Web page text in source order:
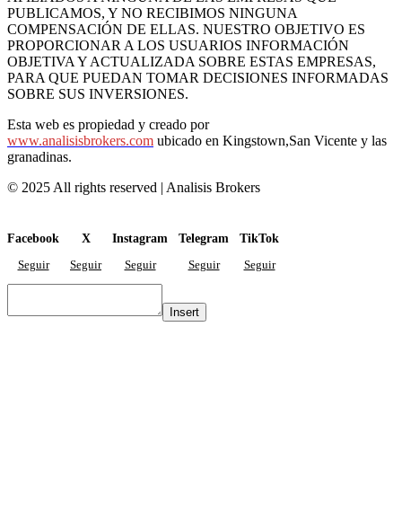
PUBLICAMOS, Y NO RECIBIMOS NINGUNA
COMPENSACIÓN DE ELLAS. NUESTRO OBJETIVO ES
PROPORCIONAR A LOS USUARIOS INFORMACIÓN
OBJETIVA Y ACTUALIZADA SOBRE ESTAS EMPRESAS,
PARA QUE PUEDAN TOMAR DECISIONES INFORMADAS
SOBRE SUS INVERSIONES.
Esta web es propiedad y creado por
www.analisisbrokers.com ubicado en Kingstown,San Vicente y las
granadinas.
© 2025 All rights reserved | Analisis Brokers
Facebook
Seguir
X
Seguir
Instagram
Seguir
Telegram
Seguir
TikTok
Seguir
Insert